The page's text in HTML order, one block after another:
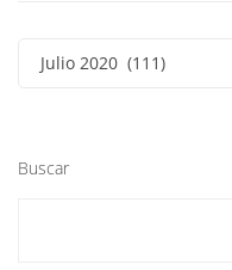
Julio 2020 (111)
Buscar